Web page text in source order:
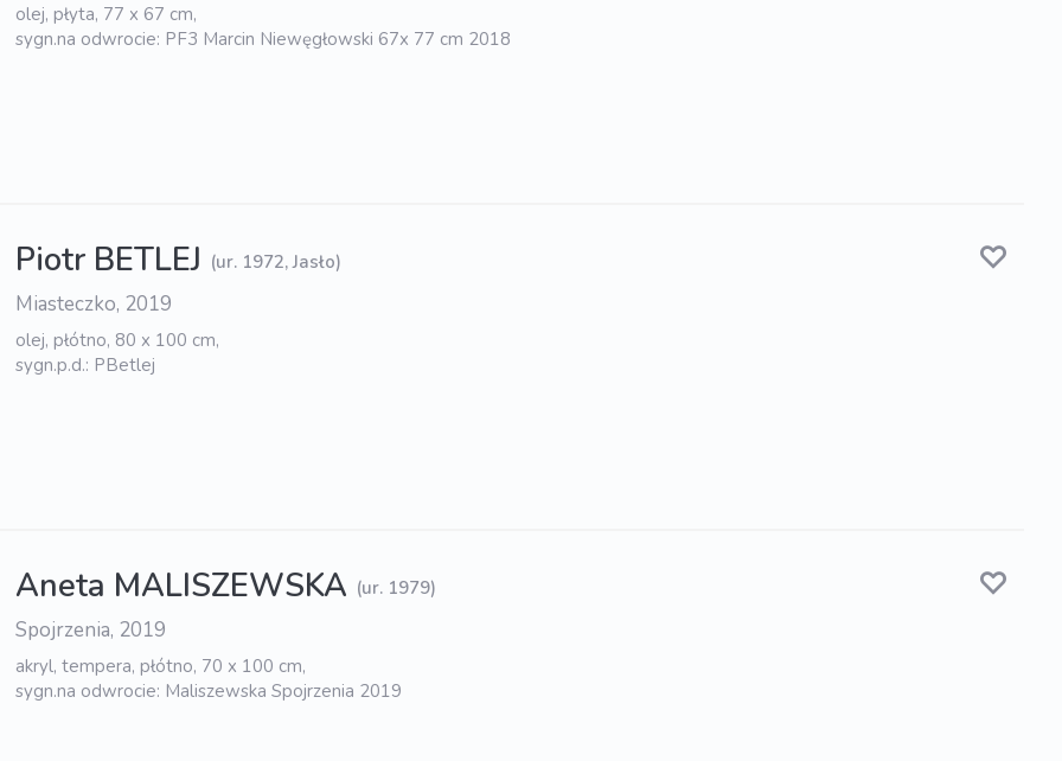
olej, płyta, 77 x 67 cm,
sygn.na odwrocie: PF3 Marcin Niewęgłowski 67x 77 cm 2018
Piotr BETLEJ (ur. 1972, Jasło)
Miasteczko, 2019
olej, płótno, 80 x 100 cm,
sygn.p.d.: PBetlej
Aneta MALISZEWSKA (ur. 1979)
Spojrzenia, 2019
akryl, tempera, płótno, 70 x 100 cm,
sygn.na odwrocie: Maliszewska Spojrzenia 2019